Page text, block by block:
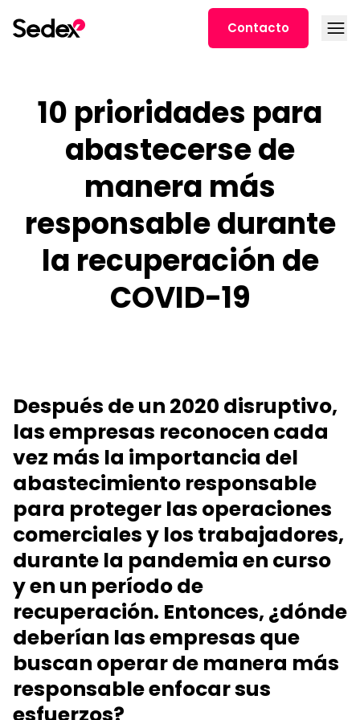
Contacto Abrir
10 prioridades para
abastecerse de
manera más
responsable durante
la recuperación de
COVID-19
Después de un 2020 disruptivo,
las empresas reconocen cada
vez más la importancia del
abastecimiento responsable
para proteger las operaciones
comerciales y los trabajadores,
durante la pandemia en curso
y en un período de
recuperación. Entonces, ¿dónde
deberían las empresas que
buscan operar de manera más
responsable enfocar sus